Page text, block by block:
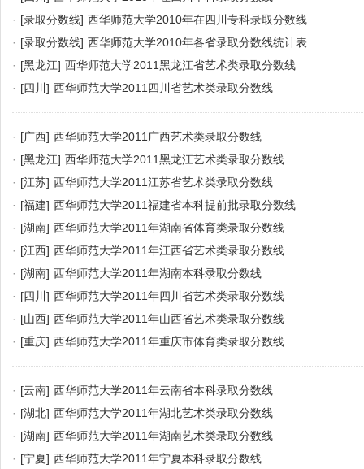
· [录取分数线] 西华师范大学2010年在四川专科录取分数线
· [录取分数线] 西华师范大学2010年各省录取分数线统计表
· [黑龙江] 西华师范大学2011黑龙江省艺术类录取分数线
· [四川] 西华师范大学2011四川省艺术类录取分数线
· [广西] 西华师范大学2011广西艺术类录取分数线
· [黑龙江] 西华师范大学2011黑龙江艺术类录取分数线
· [江苏] 西华师范大学2011江苏省艺术类录取分数线
· [福建] 西华师范大学2011福建省本科提前批录取分数线
· [湖南] 西华师范大学2011年湖南省体育类录取分数线
· [江西] 西华师范大学2011年江西省艺术类录取分数线
· [湖南] 西华师范大学2011年湖南本科录取分数线
· [四川] 西华师范大学2011年四川省艺术类录取分数线
· [山西] 西华师范大学2011年山西省艺术类录取分数线
· [重庆] 西华师范大学2011年重庆市体育类录取分数线
· [云南] 西华师范大学2011年云南省本科录取分数线
· [湖北] 西华师范大学2011年湖北艺术类录取分数线
· [湖南] 西华师范大学2011年湖南艺术类录取分数线
· [宁夏] 西华师范大学2011年宁夏本科录取分数线